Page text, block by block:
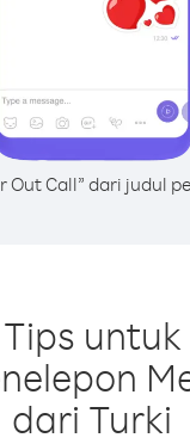
Out Call” dari judul
Tips untuk
dari Turki